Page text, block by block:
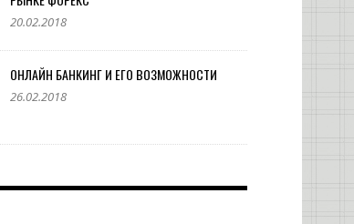
20.02.2018
ОНЛАЙН БАНКИНГ И ЕГО ВОЗМОЖНОСТИ
26.02.2018